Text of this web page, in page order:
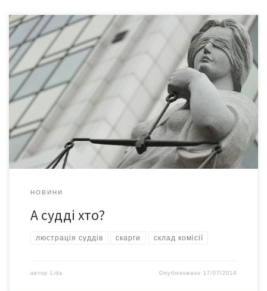
Верховна Рада України прийняла закон про люстрацію суддів.
Що він дає людям? Про це в розмові з Тамарою БОРОВИК,
головою Чернівецької обласної громадської організації із
захисту прав і свобод людини «На грані». – Тамаро
Іванівно, як відомо, ще у квітні ВРУ прийняла закон […]
НОВИНИ
А судді хто?
люстрація суддів скарги склад комісії
автор Lida Опубліковано 17/07/2014